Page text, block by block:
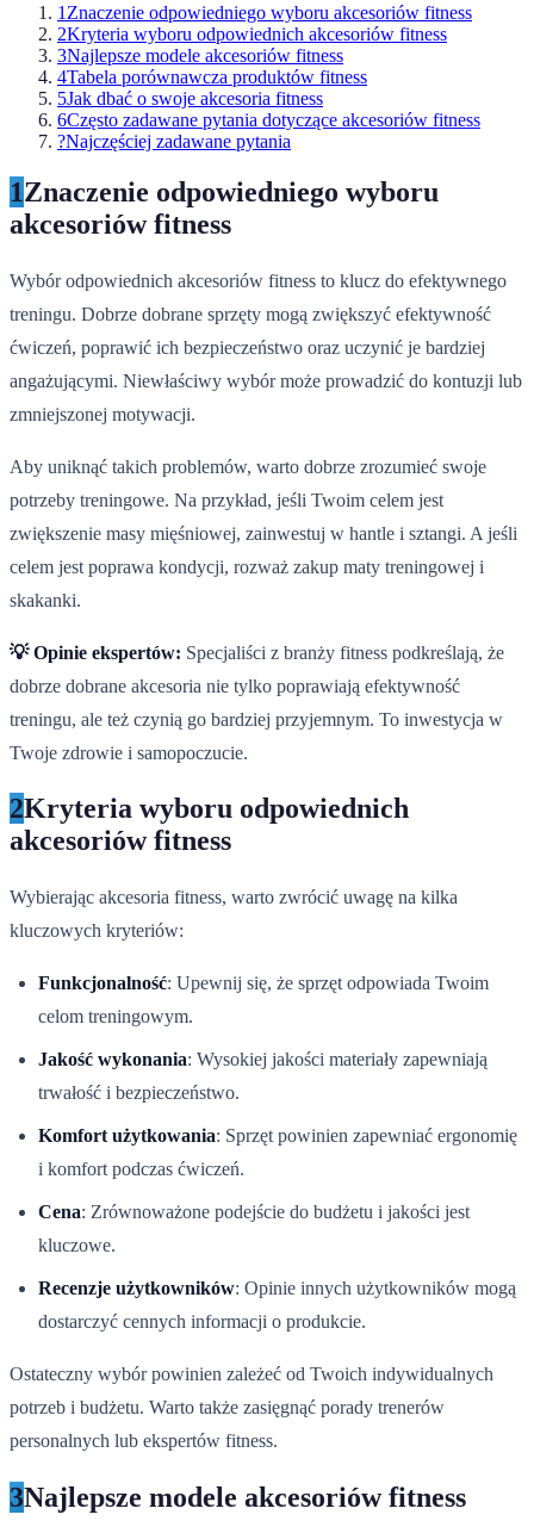
1 Znaczenie odpowiedniego wyboru akcesoriów fitness
2Kryteria wyboru odpowiednich akcesoriów fitness
3Najlepsze modele akcesoriów fitness
4Tabela porównawcza produktów fitness
5Jak dbać o swoje akcesoria fitness
6Często zadawane pytania dotyczące akcesoriów fitness
?Najczęściej zadawane pytania
1Znaczenie odpowiedniego wyboru
akcesoriów fitness
Wybór odpowiednich akcesoriów fitness to klucz do efektywnego
treningu. Dobrze dobrane sprzęty mogą zwiększyć efektywność
ćwiczeń, poprawić ich bezpieczeństwo oraz uczynić je bardziej
angażującymi. Niewłaściwy wybór może prowadzić do kontuzji lub
zmniejszonej motywacji.
Aby uniknąć takich problemów, warto dobrze zrozumieć swoje
potrzeby treningowe. Na przykład, jeśli Twoim celem jest
zwiększenie masy mięśniowej, zainwestuj w hantle i sztangi. A jeśli
celem jest poprawa kondycji, rozważ zakup maty treningowej i
skakanki.
💡 Opinie ekspertów: Specjaliści z branży fitness podkreślają, że
dobrze dobrane akcesoria nie tylko poprawiają efektywność
treningu, ale też czynią go bardziej przyjemnym. To inwestycja w
Twoje zdrowie i samopoczucie.
2Kryteria wyboru odpowiednich
akcesoriów fitness
Wybierając akcesoria fitness, warto zwrócić uwagę na kilka
kluczowych kryteriów:
Funkcjonalność: Upewnij się, że sprzęt odpowiada Twoim
celom treningowym.
Jakość wykonania: Wysokiej jakości materiały zapewniają
trwałość i bezpieczeństwo.
Komfort użytkowania: Sprzęt powinien zapewniać ergonomię
i komfort podczas ćwiczeń.
Cena: Zrównoważone podejście do budżetu i jakości jest
kluczowe.
Recenzje użytkowników: Opinie innych użytkowników mogą
dostarczyć cennych informacji o produkcie.
Ostateczny wybór powinien zależeć od Twoich indywidualnych
potrzeb i budżetu. Warto także zasięgnąć porady trenerów
personalnych lub ekspertów fitness.
3Najlepsze modele akcesoriów fitness